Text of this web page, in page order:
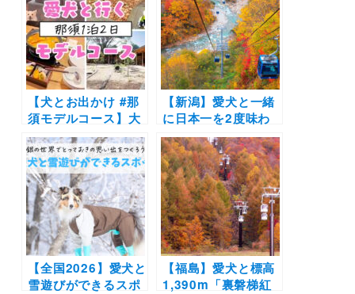
う♪穴場施設も紹介
り）
【犬とお出かけ #那
須モデルコース】大
人気のコテージリゾ
ートに泊まり自然と
グルメを満喫するプ
ラン！那須 花と体験
の森～GOOD
NEWS～マウントジ
ーンズ那須～エンゼ
ルフォレスト白河高
原
【新潟】愛犬と一緒
に日本一を2度味わ
える！日本最長の
「苗場ドラゴンド
ラ」や地上高日本一
の「田代ロープウェ
ー」周遊コースで紅
葉を満喫しよう
（2021年10月9日～
11月7日）
【全国2026】愛犬と
雪遊びができるスポ
【福島】愛犬と標高
1,390m「裏磐梯紅